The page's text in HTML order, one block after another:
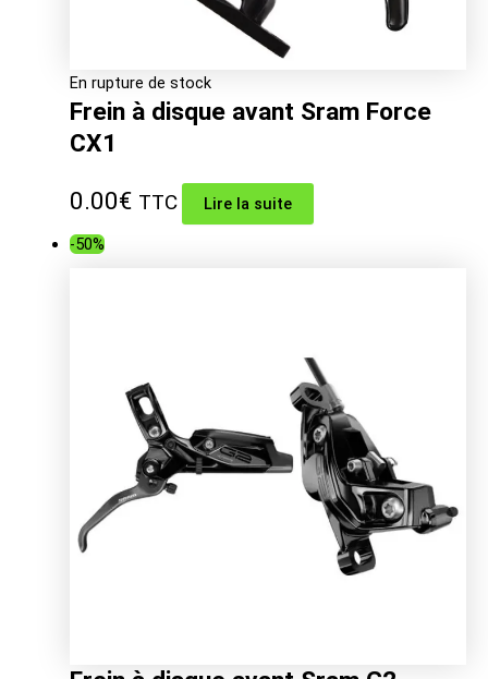
En rupture de stock
Frein à disque avant Sram Force
CX1
0.00€ TTC Lire la suite
-50%